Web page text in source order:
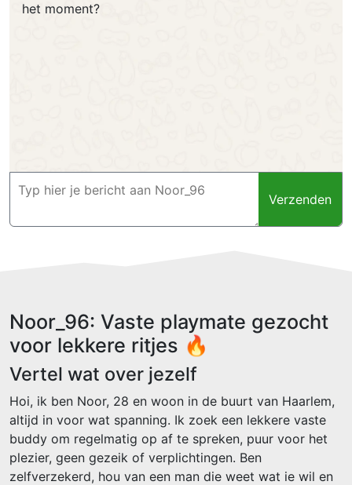
het moment?
Verzenden
Noor_96: Vaste playmate gezocht
voor lekkere ritjes 🔥
Vertel wat over jezelf
Hoi, ik ben Noor, 28 en woon in de buurt van Haarlem,
altijd in voor wat spanning. Ik zoek een lekkere vaste
buddy om regelmatig op af te spreken, puur voor het
plezier, geen gezeik of verplichtingen. Ben
zelfverzekerd, hou van een man die weet wat ie wil en